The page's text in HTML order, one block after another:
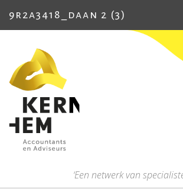
9r2a3418_daan 2 (3)
‘Een netwerk van